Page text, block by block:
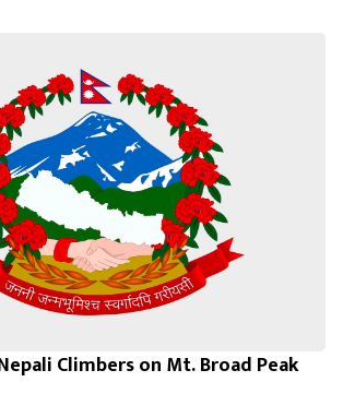
Nepali Climbers on Mt. Broad Peak